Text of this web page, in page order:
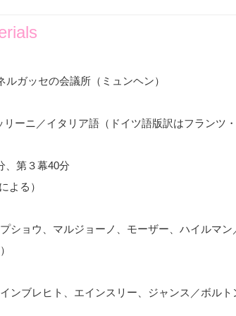
ガッセの会議所（ミュンヘン）
ーニ／イタリア語（ドイツ語版訳はフランツ
、第３幕40分
による）
ショウ、マルジョーノ、モーザー、ハイルマ
）
ンブレヒト、エインスリー、ジャンス／ボル